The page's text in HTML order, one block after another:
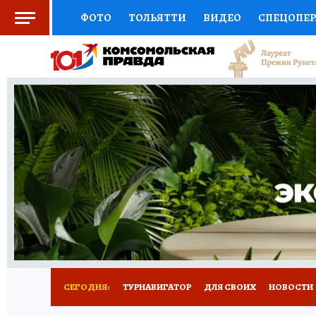
ФОТО ТОЛЬЯТТИ ВИДЕО
СОЦПОДДЕРЖКА НАУКА СПОРТ
ВЫБОР ЭКСПЕРТОВ ДОКТОР
КНИЖНАЯ ПОЛКА ПРОГНОЗЫ НА СПОРТ
ПРЕСС-ЦЕНТР НЕДВИЖИМОСТЬ
КОЛЛЕКЦИИ КП РЕКЛАМА
СЕГОДНЯ: ТУРНАВИГАТОР ДЛЯ СВОИХ НОВОСТИ